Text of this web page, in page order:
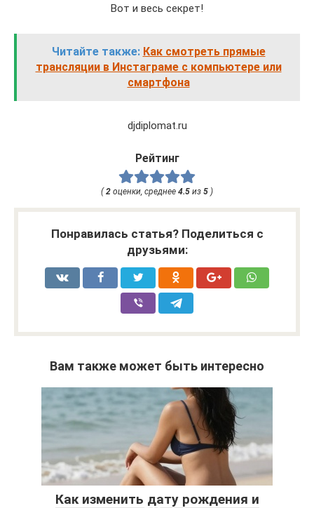
Вот и весь секрет!
Читайте также: Как смотреть прямые
трансляции в Инстаграме с компьютере или
смартфона
djdiplomat.ru
Рейтинг
(2 оценки, среднее 4.5 из 5 )
Понравилась статья? Поделиться с
друзьями:
Вам также может быть интересно
Как изменить дату рождения и